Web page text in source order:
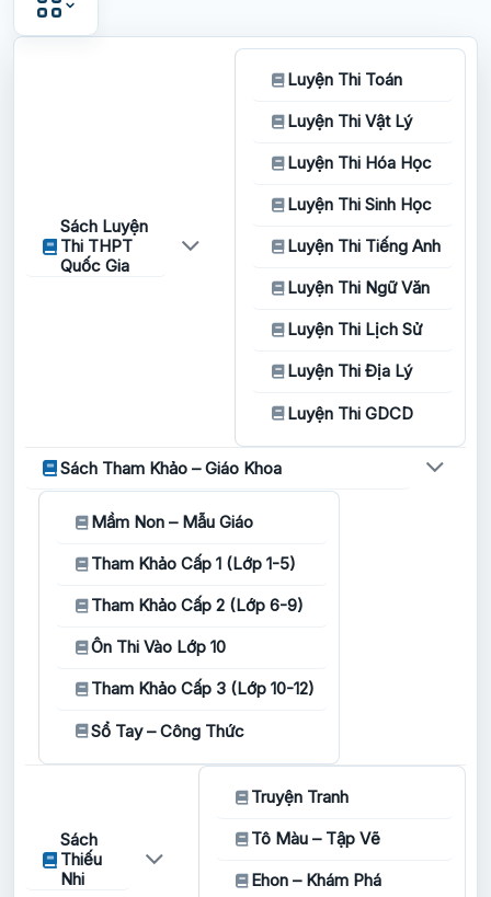
Sách Luyện
Thi THPT
Quốc Gia
Luyện Thi Toán
Luyện Thi Vật Lý
Luyện Thi Hóa Học
Luyện Thi Sinh Học
Luyện Thi Tiếng Anh
Luyện Thi Ngữ Văn
Luyện Thi Lịch Sử
Luyện Thi Địa Lý
Luyện Thi GDCD
Sách Tham Khảo – Giáo Khoa
Mầm Non – Mẫu Giáo
Tham Khảo Cấp 1 (Lớp 1-5)
Tham Khảo Cấp 2 (Lớp 6-9)
Ôn Thi Vào Lớp 10
Tham Khảo Cấp 3 (Lớp 10-12)
Sổ Tay – Công Thức
Sách
Thiếu
Nhi
Truyện Tranh
Tô Màu – Tập Vẽ
Ehon – Khám Phá